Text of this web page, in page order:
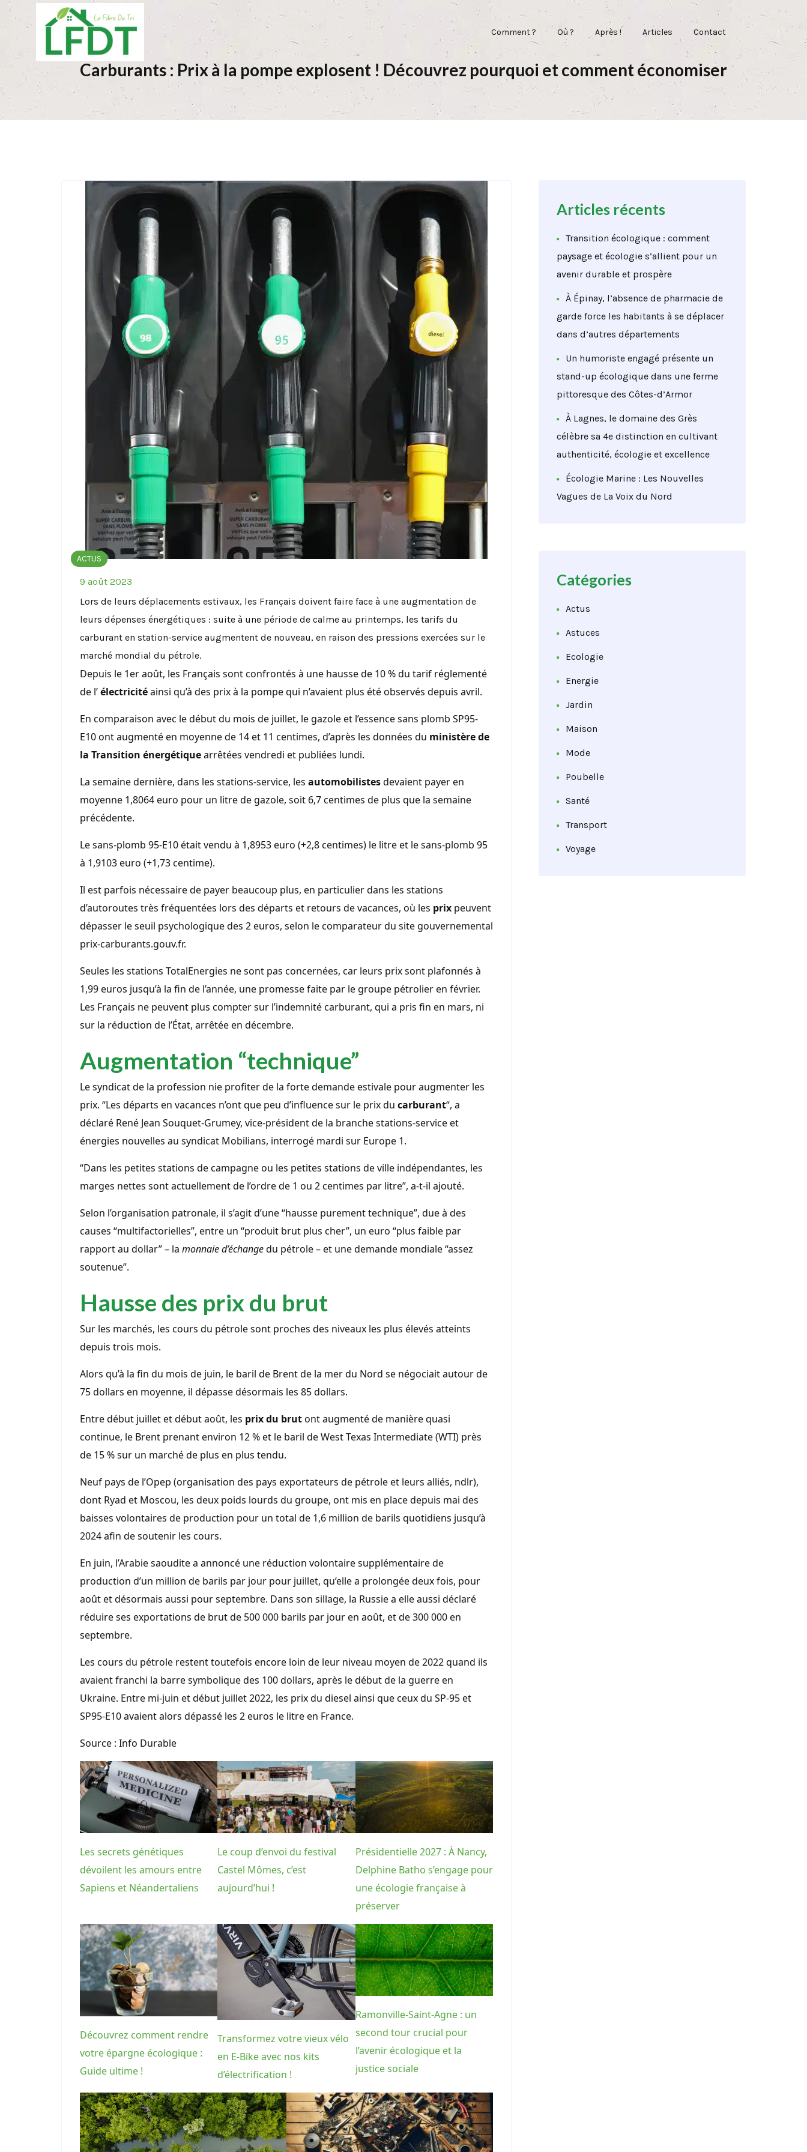
Comment ? Où ? Après ! Articles Contact
Carburants : Prix à la pompe explosent ! Découvrez pourquoi et comment économiser
ACTUS
9 août 2023
Lors de leurs déplacements estivaux, les Français doivent faire face à une augmentation de
leurs dépenses énergétiques : suite à une période de calme au printemps, les tarifs du
carburant en station-service augmentent de nouveau, en raison des pressions exercées sur le
marché mondial du pétrole.
Depuis le 1er août, les Français sont confrontés à une hausse de 10 % du tarif réglementé
de l’électricitéainsi qu’à des prix à la pompe qui n’avaient plus été observés depuis avril.
En comparaison avec le début du mois de juillet, le gazole et l’essence sans plomb SP95-
E10 ont augmenté en moyenne de 14 et 11 centimes, d’après les données du ministère de
la Transition énergétiquearrêtées vendredi et publiées lundi.
La semaine dernière, dans les stations-service, les automobilistesdevaient payer en
moyenne 1,8064 euro pour un litre de gazole, soit 6,7 centimes de plus que la semaine
précédente.
Le sans-plomb 95-E10 était vendu à 1,8953 euro (+2,8 centimes) le litre et le sans-plomb 95
à 1,9103 euro (+1,73 centime).
Il est parfois nécessaire de payer beaucoup plus, en particulier dans les stations
d’autoroutes très fréquentées lors des départs et retours de vacances, où les prix peuvent
dépasser le seuil psychologique des 2 euros, selon le comparateur du site gouvernemental
prix-carburants.gouv.fr.
Seules les stations TotalEnergies ne sont pas concernées, car leurs prix sont plafonnés à
1,99 euros jusqu’à la fin de l’année, une promesse faite par le groupe pétrolier en février.
Les Français ne peuvent plus compter sur l’indemnité carburant, qui a pris fin en mars, ni
sur la réduction de l’État, arrêtée en décembre.
Augmentation “technique”
Le syndicat de la profession nie profiter de la forte demande estivale pour augmenter les
prix. “Les départs en vacances n’ont que peu d’influence sur le prix du carburant“, a
déclaré René Jean Souquet-Grumey, vice-président de la branche stations-service et
énergies nouvelles au syndicat Mobilians, interrogé mardi sur Europe 1.
“Dans les petites stations de campagne ou les petites stations de ville indépendantes, les
marges nettes sont actuellement de l’ordre de 1 ou 2 centimes par litre”, a-t-il ajouté.
Selon l’organisation patronale, il s’agit d’une “hausse purement technique”, due à des
causes “multifactorielles”, entre un “produit brut plus cher”, un euro “plus faible par
rapport au dollar” – la monnaie d’échangedu pétrole – et une demande mondiale “assez
soutenue”.
Hausse des prix du brut
Sur les marchés, les cours du pétrole sont proches des niveaux les plus élevés atteints
depuis trois mois.
Alors qu’à la fin du mois de juin, le baril de Brent de la mer du Nord se négociait autour de
75 dollars en moyenne, il dépasse désormais les 85 dollars.
Entre début juillet et début août, les prix du brutont augmenté de manière quasi
continue, le Brent prenant environ 12 % et le baril de West Texas Intermediate (WTI) près
de 15 % sur un marché de plus en plus tendu.
Neuf pays de l’Opep (organisation des pays exportateurs de pétrole et leurs alliés, ndlr),
dont Ryad et Moscou, les deux poids lourds du groupe, ont mis en place depuis mai des
baisses volontaires de production pour un total de 1,6 million de barils quotidiens jusqu’à
2024 afin de soutenir les cours.
En juin, l’Arabie saoudite a annoncé une réduction volontaire supplémentaire de
production d’un million de barils par jour pour juillet, qu’elle a prolongée deux fois, pour
août et désormais aussi pour septembre. Dans son sillage, la Russie a elle aussi déclaré
réduire ses exportations de brut de 500 000 barils par jour en août, et de 300 000 en
septembre.
Les cours du pétrole restent toutefois encore loin de leur niveau moyen de 2022 quand ils
avaient franchi la barre symbolique des 100 dollars, après le début de la guerre en
Ukraine. Entre mi-juin et début juillet 2022, les prix du diesel ainsi que ceux du SP-95 et
SP95-E10 avaient alors dépassé les 2 euros le litre en France.
Source : Info Durable
Les secrets génétiques
dévoilent les amours entre
Sapiens et Néandertaliens
Le coup d’envoi du festival
Castel Mômes, c’est
aujourd’hui !
Présidentielle 2027 : À Nancy,
Delphine Batho s’engage pour
une écologie française à
préserver
Découvrez comment rendre
votre épargne écologique :
Guide ultime !
Transformez votre vieux vélo
en E-Bike avec nos kits
d’électrification !
Ramonville-Saint-Agne : un
second tour crucial pour
l’avenir écologique et la
justice sociale
Articles récents
Transition écologique : comment
paysage et écologie s’allient pour un
avenir durable et prospère
À Épinay, l’absence de pharmacie de
garde force les habitants à se déplacer
dans d’autres départements
Un humoriste engagé présente un
stand-up écologique dans une ferme
pittoresque des Côtes-d’Armor
À Lagnes, le domaine des Grès
célèbre sa 4e distinction en cultivant
authenticité, écologie et excellence
Écologie Marine : Les Nouvelles
Vagues de La Voix du Nord
Catégories
Actus
Astuces
Ecologie
Energie
Jardin
Maison
Mode
Poubelle
Santé
Transport
Voyage